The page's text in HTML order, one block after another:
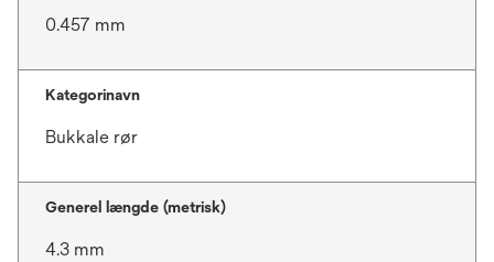
0.457 mm
Kategorinavn
Bukkale rør
Generel længde (metrisk)
4.3 mm